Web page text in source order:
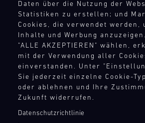
Daten über die Nutzung der
Statistiken zu erstellen; und
Cookies, die verwendet werden,
Inhalte und Werbung
"ALLE AKZEPTIEREN" wählen,
mit der Verwendung aller
einverstanden. Unter
Sie jederzeit einzelne Cookie-
oder ablehnen und Ihre
Zukunft widerrufen.
Datenschutzrichtlinie
TANKBEFÜLLUNG ZAPFPISTOLE
Bild